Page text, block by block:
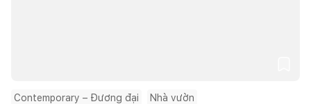
Contemporary – Đương đại Nhà vườn